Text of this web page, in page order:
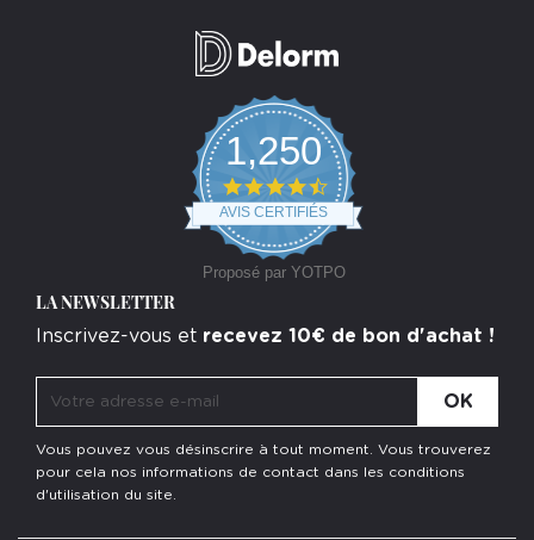
1,250
4.7
star
rating
AVIS CERTIFIÉS
Proposé par YOTPO
LA NEWSLETTER
Inscrivez-vous et recevez 10€ de bon d'achat !
Vous pouvez vous désinscrire à tout moment. Vous trouverez
pour cela nos informations de contact dans les conditions
d'utilisation du site.